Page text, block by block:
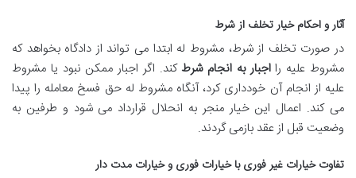
آثار و احکام خیار تخلف از شرط
در صورت تخلف از شرط، مشروط له ابتدا می تواند از دادگاه بخواهد که
مشروط علیه رااجبار به انجام شرط کند. اگر اجبار ممکن نبود یا مشروط
علیه از انجام آن خودداری کرد، آنگاه مشروط له حق فسخ معامله را پیدا
می کند. اعمال این خیار منجر به انحلال قرارداد می شود و طرفین به
وضعیت قبل از عقد بازمی گردند.
تفاوت خیارات غیر فوری با خیارات فوری و خیارات مدت دار